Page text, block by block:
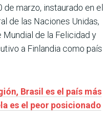
de marzo, instaurado en el
de las Naciones Unidas,
de la Felicidad y
a Finlandia como país
Brasil es el país más
es el peor posicionado